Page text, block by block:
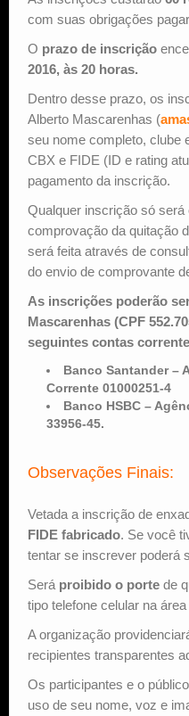
com suas obrigações
O prazo de inscrição
2016, às 20 horas.
Dentro desse prazo, os
Alberto Mascarenhas (
seu nome completo, clube
CBX e FIDE (ID e rating
pagamento da inscrição.
Qualquer inscrição só
comprovação da quitação
será feita através de
do envio de comprovante
As inscrições poderão
Mascarenhas (CPF
seguintes contas
Banco Santander –
Corrente 01000251-4
Banco HSBC –
33956-45.
Observações Finais:
Vetada a inscrição de
FIDE fabricado. Se você
tentar se inscrever poderá
Será proibido o porte de
tipo telefone celular na
A organização
recipientes transparentes
Os participantes e o
uso de seu nome, voz e